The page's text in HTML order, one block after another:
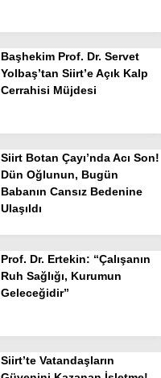
Başhekim Prof. Dr. Servet
Yolbaş’tan Siirt’e Açık Kalp
Cerrahisi Müjdesi
Siirt Botan Çayı’nda Acı Son!
Dün Oğlunun, Bugün
Babanın Cansız Bedenine
Ulaşıldı
Prof. Dr. Ertekin: “Çalışanın
Ruh Sağlığı, Kurumun
Geleceğidir”
Siirt’te Vatandaşların